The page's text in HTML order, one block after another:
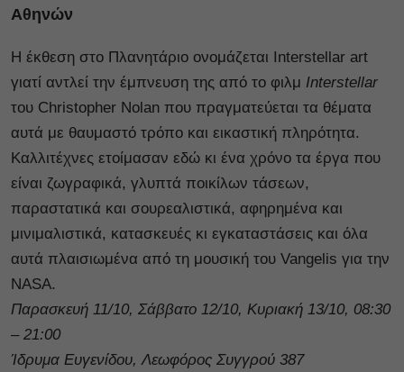
Αθηνών
Η έκθεση στο Πλανητάριο ονομάζεται Interstellar art
γιατί αντλεί την έμπνευση της από το φιλμ Ιnterstellar
του Christopher Nolan που πραγματεύεται τα θέματα
αυτά με θαυμαστό τρόπο και εικαστική πληρότητα.
Kαλλιτέχνες ετοίμασαν εδώ κι ένα χρόνο τα έργα που
είναι ζωγραφικά, γλυπτά ποικίλων τάσεων,
παραστατικά και σουρεαλιστικά, αφηρημένα και
μινιμαλιστικά, κατασκευές κι εγκαταστάσεις και όλα
αυτά πλαισιωμένα από τη μουσική του Vangelis για την
NASA.
Παρασκευή 11/10, Σάββατο 12/10, Κυριακή 13/10, 08:30
– 21:00
Ίδρυμα Ευγενίδου, Λεωφόρος Συγγρού 387